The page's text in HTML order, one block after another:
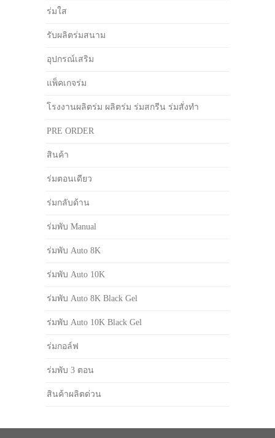
ร่มใส
รับผลิตร่มสนาม
อุปกรณ์เสริม
แพ็คเกจร่ม
โรงงานผลิตร่ม ผลิตร่ม ร่มสกรีน ร่มสั่งทำ
PRE ORDER
สินค้า
ร่มตอนเดียว
ร่มกลับด้าน
ร่มพับ Manual
ร่มพับ Auto 8K
ร่มพับ Auto 10K
ร่มพับ Auto 8K Black Gel
ร่มพับ Auto 10K Black Gel
ร่มกอล์ฟ
ร่มพับ 3 ตอน
สินค้าผลิตด่วน